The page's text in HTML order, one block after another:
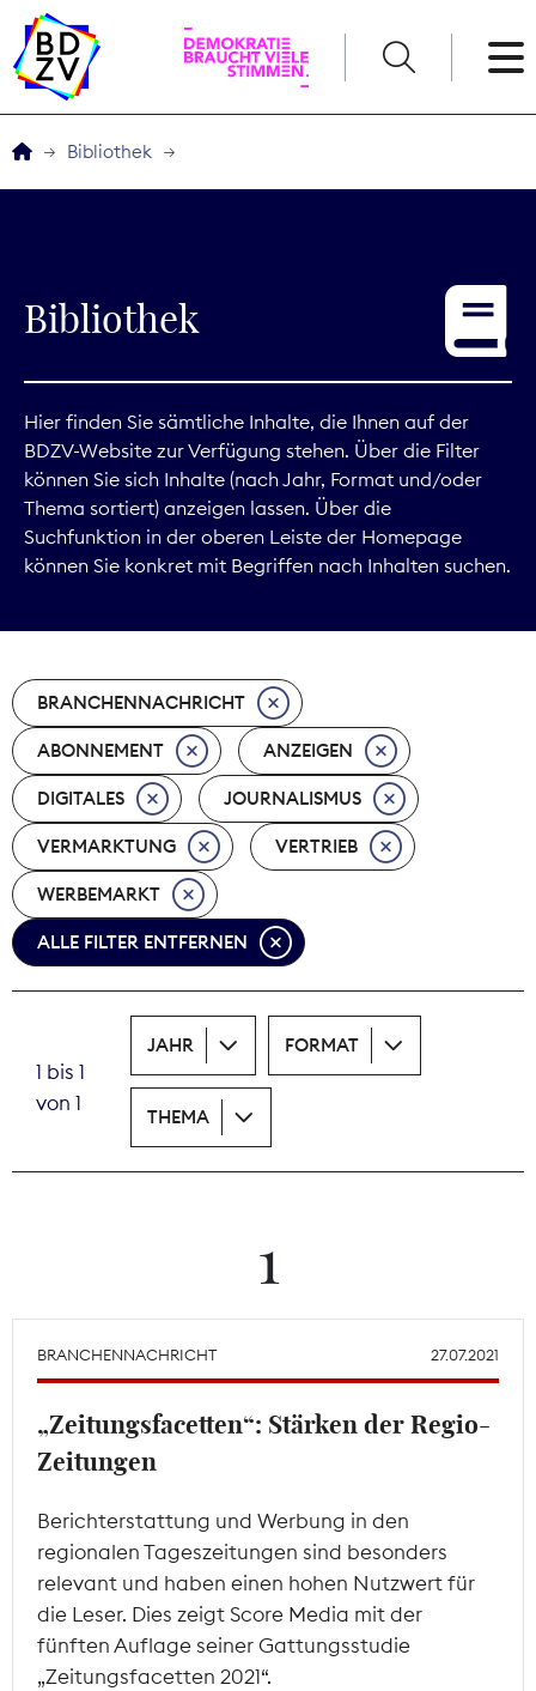
Service
Digitales
Kommunikation
Marktdaten
Nachhaltigkeit
Nachwuchs
Nova Award
Pressefreiheit
Print
Theodor-Wolff-Preis
Bibliothek
Bibliothek
Hier finden Sie sämtliche Inhalte, die Ihnen auf der
BDZV-Website zur Verfügung stehen. Über die Filter
können Sie sich Inhalte (nach Jahr, Format und/oder
Thema sortiert) anzeigen lassen. Über die
Suchfunktion in der oberen Leiste der Homepage
können Sie konkret mit Begriffen nach Inhalten suchen.
BRANCHENNACHRICHT
ABONNEMENT ANZEIGEN
DIGITALES JOURNALISMUS
VERMARKTUNG VERTRIEB
WERBEMARKT
ALLE FILTER ENTFERNEN
1 bis 1
von 1
JAHR FORMAT
THEMA
1
BRANCHENNACHRICHT 27.07.2021
„Zeitungsfacetten“: Stärken der Regio-
Zeitungen
Berichterstattung und Werbung in den
regionalen Tageszeitungen sind besonders
relevant und haben einen hohen Nutzwert für
die Leser. Dies zeigt Score Media mit der
fünften Auflage seiner Gattungsstudie
„Zeitungsfacetten 2021“.